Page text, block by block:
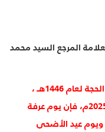
المرجع السيد محمد
بناءً على البيان الصادر في تحديد شهر ذي الحجة لعام 1446هـ ،
والذي حُدِد أوله بيوم الأربعاء في 28/أيار/2025م، فإن يوم عرفة
في 5/حزيران/2025م ، ويوم عيد الأضحى